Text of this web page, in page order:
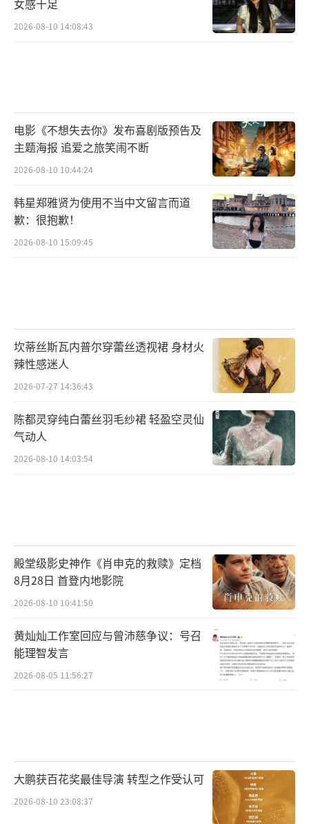
2026-08-10 14:08:43
电影《不想失去你》发布喜剧版预告及
主题海报 追爱之旅笑闹不断
2026-08-10 10:44:24
韩星郑雅贤为使用不当中文留言而道
歉：很抱歉！
2026-08-10 15:09:45
坎蒂丝斯瓦内普尔穿蕾丝透视裙 身材火
辣性感迷人
2026-07-27 14:36:43
陈都灵穿纯白蕾丝羽毛纱裙 轻盈空灵仙
气动人
2026-08-10 14:03:54
殿堂级影史神作《肖申克的救赎》定档
8月28日 首登内地影院
2026-08-10 10:41:50
黄灿灿工作室回应与曾沛慈争议：号召
能理智发言
2026-08-05 11:56:27
大鹏获百花奖最佳导演 转型之作受认可
2026-08-10 23:08:37